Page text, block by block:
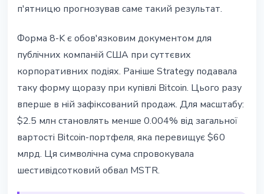
п'ятницю прогнозував саме такий результат.
Форма 8-K є обов'язковим документом для
публічних компаній США при суттєвих
корпоративних подіях. Раніше Strategy подавала
таку форму щоразу при купівлі Bitcoin. Цього разу
вперше в ній зафіксований продаж. Для масштабу:
$2.5 млн становлять менше 0.004% від загальної
вартості Bitcoin-портфеля, яка перевищує $60
млрд. Ця символічна сума спровокувала
шестивідсотковий обвал MSTR.